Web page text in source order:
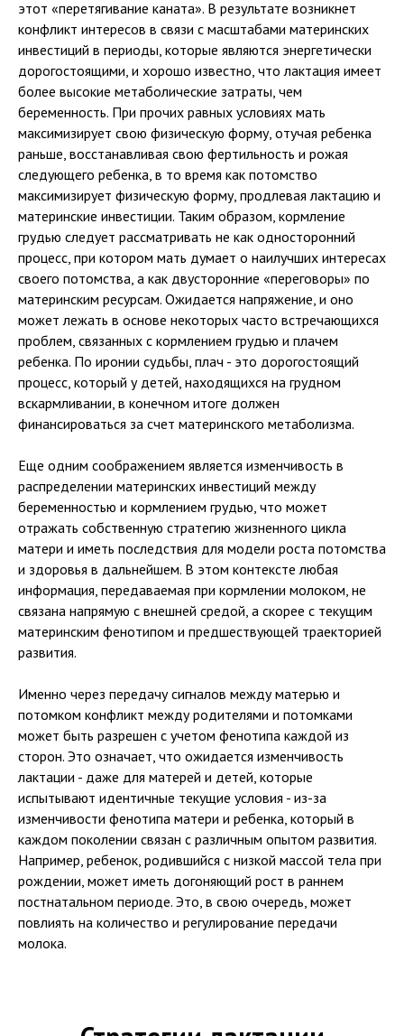
этот «перетягивание каната». В результате возникнет
конфликт интересов в связи с масштабами материнских
инвестиций в периоды, которые являются энергетически
дорогостоящими, и хорошо известно, что лактация имеет
более высокие метаболические затраты, чем
беременность. При прочих равных условиях мать
максимизирует свою физическую форму, отучая ребенка
раньше, восстанавливая свою фертильность и рожая
следующего ребенка, в то время как потомство
максимизирует физическую форму, продлевая лактацию и
материнские инвестиции. Таким образом, кормление
грудью следует рассматривать не как односторонний
процесс, при котором мать думает о наилучших интересах
своего потомства, а как двусторонние «переговоры» по
материнским ресурсам. Ожидается напряжение, и оно
может лежать в основе некоторых часто встречающихся
проблем, связанных с кормлением грудью и плачем
ребенка. По иронии судьбы, плач - это дорогостоящий
процесс, который у детей, находящихся на грудном
вскармливании, в конечном итоге должен
финансироваться за счет материнского метаболизма.
Еще одним соображением является изменчивость в
распределении материнских инвестиций между
беременностью и кормлением грудью, что может
отражать собственную стратегию жизненного цикла
матери и иметь последствия для модели роста потомства
и здоровья в дальнейшем. В этом контексте любая
информация, передаваемая при кормлении молоком, не
связана напрямую с внешней средой, а скорее с текущим
материнским фенотипом и предшествующей траекторией
развития.
Именно через передачу сигналов между матерью и
потомком конфликт между родителями и потомками
может быть разрешен с учетом фенотипа каждой из
сторон. Это означает, что ожидается изменчивость
лактации - даже для матерей и детей, которые
испытывают идентичные текущие условия - из-за
изменчивости фенотипа матери и ребенка, который в
каждом поколении связан с различным опытом развития.
Например, ребенок, родившийся с низкой массой тела при
рождении, может иметь догоняющий рост в раннем
постнатальном периоде. Это, в свою очередь, может
повлиять на количество и регулирование передачи
молока.